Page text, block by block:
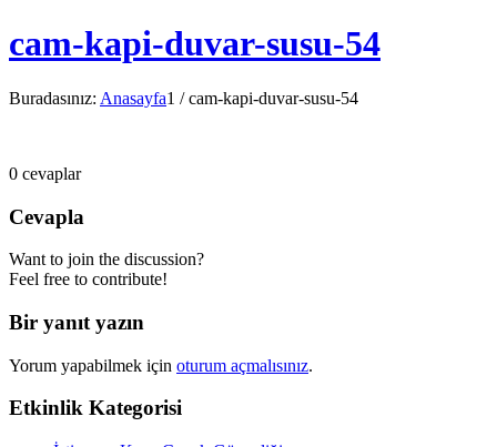
cam-kapi-duvar-susu-54
Buradasınız: Anasayfa1 / cam-kapi-duvar-susu-54
0 cevaplar
Cevapla
Want to join the discussion?
Feel free to contribute!
Bir yanıt yazın
Yorum yapabilmek için oturum açmalısınız.
Etkinlik Kategorisi